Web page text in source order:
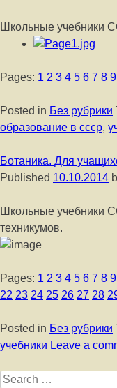
Школьные учебники
Pages: 1 2 3 4 5 6 7 8 9
Posted in Без рубрики
образование в ссср,
Ботаника. Для
Published 10.10.2014
Школьные учебники
техникумов.
Pages: 1 2 3 4 5 6 7 8 9
22 23 24 25 26 27 28
Posted in Без рубрики
учебники Leave a
Search for: